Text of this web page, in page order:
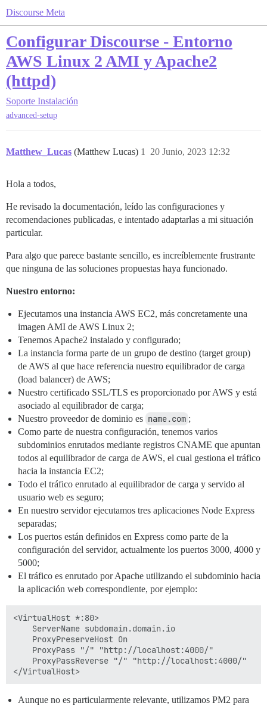
Discourse Meta
Configurar Discourse - Entorno
AWS Linux 2 AMI y Apache2
(httpd)
Soporte Instalación
advanced-setup
Matthew_Lucas (Matthew Lucas) 20 Junio, 2023 12:32
1
Hola a todos,
He revisado la documentación, leído las configuraciones y
recomendaciones publicadas, e intentado adaptarlas a mi situación
particular.
Para algo que parece bastante sencillo, es increíblemente frustrante
que ninguna de las soluciones propuestas haya funcionado.
Nuestro entorno:
Ejecutamos una instancia AWS EC2, más concretamente una
imagen AMI de AWS Linux 2;
Tenemos Apache2 instalado y configurado;
La instancia forma parte de un grupo de destino (target group)
de AWS al que hace referencia nuestro equilibrador de carga
(load balancer) de AWS;
Nuestro certificado SSL/TLS es proporcionado por AWS y está
asociado al equilibrador de carga;
Nuestro proveedor de dominio es name.com ;
Como parte de nuestra configuración, tenemos varios
subdominios enrutados mediante registros CNAME que apuntan
todos al equilibrador de carga de AWS, el cual gestiona el tráfico
hacia la instancia EC2;
Todo el tráfico enrutado al equilibrador de carga y servido al
usuario web es seguro;
En nuestro servidor ejecutamos tres aplicaciones Node Express
separadas;
Los puertos están definidos en Express como parte de la
configuración del servidor, actualmente los puertos 3000, 4000 y
5000;
El tráfico es enrutado por Apache utilizando el subdominio hacia
la aplicación web correspondiente, por ejemplo:
<VirtualHost *:80>
    ServerName subdomain.domain.io
    ProxyPreserveHost On
    ProxyPass "/" "http://localhost:4000/"
    ProxyPassReverse "/" "http://localhost:4000/"
Aunque no es particularmente relevante, utilizamos PM2 para